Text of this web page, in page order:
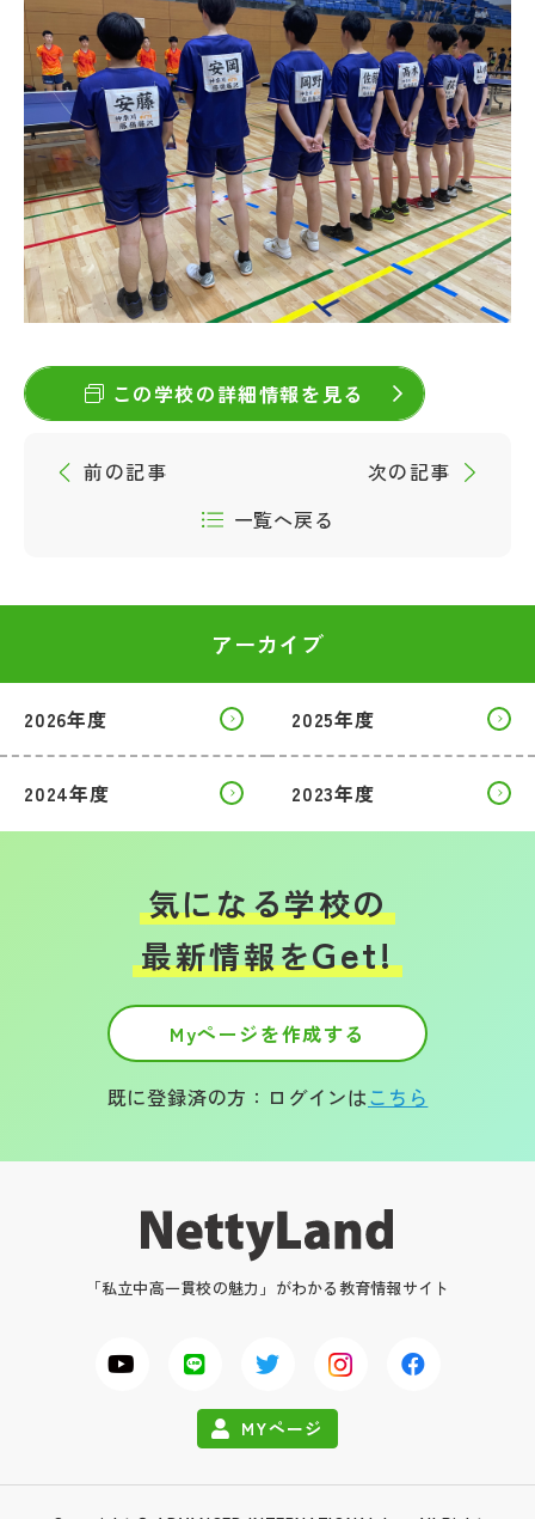
この学校の詳細情報を見る
前の記事
一覧へ戻る
次の記事
アーカイブ
2026年度 2025年度
2024年度 2023年度
気になる学校の
最新情報をGet!
Myページを作成する
既に登録済の方：ログインはこちら
「私立中高一貫校の魅力」がわかる教育情報サイト
MYページ